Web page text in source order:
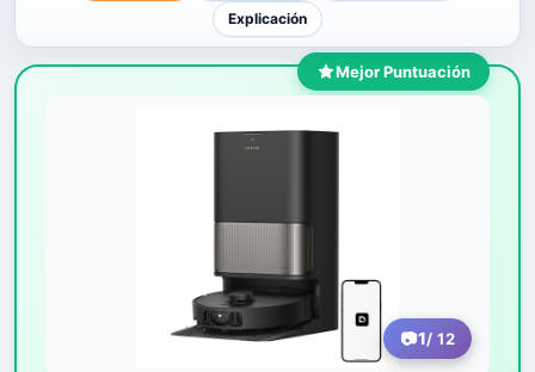
Explicación
Mejor Puntuación
1/ 12